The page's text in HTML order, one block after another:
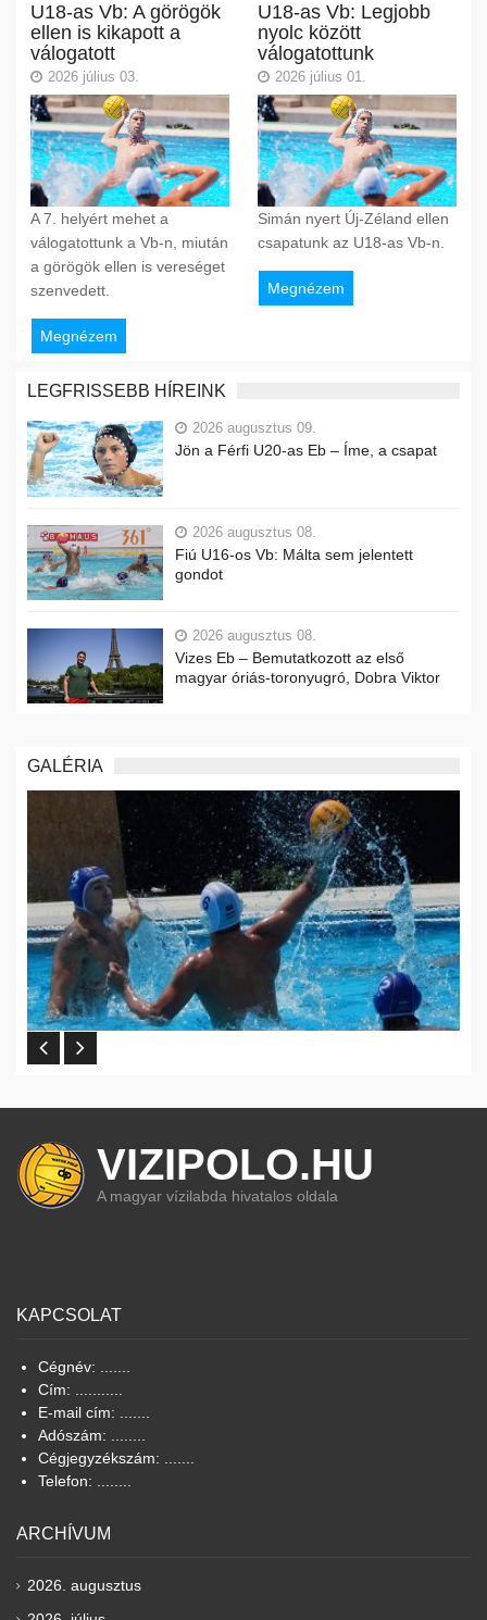
U18-as Vb: A görögök
ellen is kikapott a
válogatott
2026 július 03.
A 7. helyért mehet a
válogatottunk a Vb-n, miután
a görögök ellen is vereséget
szenvedett.
Megnézem
U18-as Vb: Legjobb
nyolc között
válogatottunk
2026 július 01.
Simán nyert Új-Zéland ellen
csapatunk az U18-as Vb-n.
Megnézem
LEGFRISSEBB HÍREINK
2026 augusztus 09.
Jön a Férfi U20-as Eb – Íme, a csapat
2026 augusztus 08.
Fiú U16-os Vb: Málta sem jelentett
gondot
2026 augusztus 08.
Vizes Eb – Bemutatkozott az első
magyar óriás-toronyugró, Dobra Viktor
GALÉRIA
VIZIPOLO.HU
A magyar vízilabda hivatalos oldala
KAPCSOLAT
Cégnév: .......
Cím: ...........
E-mail cím: .......
Adószám: ........
Cégjegyzékszám: .......
Telefon: ........
ARCHÍVUM
2026. augusztus